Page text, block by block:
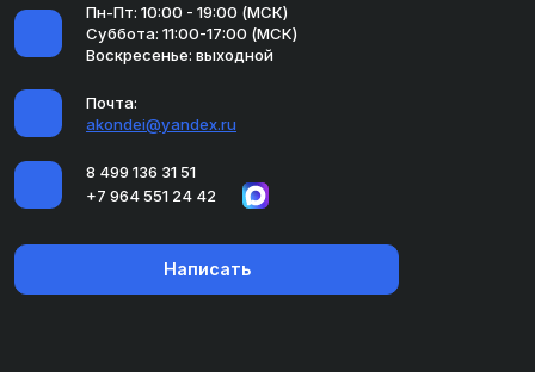
Пн-Пт: 10:00 - 19:00 (МСК)
Суббота: 11:00-17:00 (МСК)
Воскресенье: выходной
Почта:
akondei@yandex.ru
8 499 136 31 51
+7 964 551 24 42
Написать